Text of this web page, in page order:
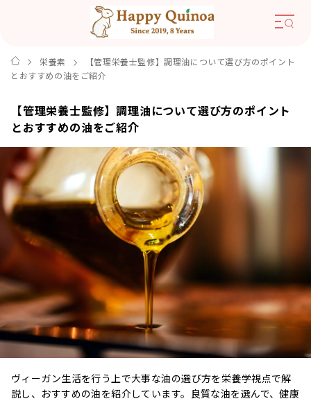
栄養素
【管理栄養士監修】調理油について選び方のポイント
とおすすめの油をご紹介
【管理栄養士監修】調理油について選び方のポイント
とおすすめの油をご紹介
ヴィーガン生活を行う上で大事な油の選び方を栄養学視点で解
説し、おすすめの油を紹介しています。良質な油を選んで、健康